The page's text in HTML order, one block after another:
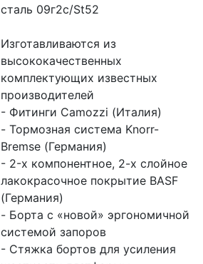
сталь 09г2с/St52
Изготавливаются из
высококачественных
комплектующих известных
производителей
- Фитинги Camozzi (Италия)
- Тормозная система Knorr-
Bremse (Германия)
- 2-х компонентное, 2-х слойное
лакокрасочное покрытие BASF
(Германия)
- Борта с «новой» эргономичной
системой запоров
- Стяжка бортов для усиления